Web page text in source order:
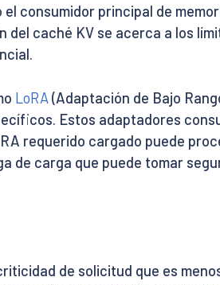
consumidor principal de
caché KV se acerca a los
LoRA(Adaptación de Bajo
Estos adaptadores
requerido cargado puede
de carga que puede tomar
de solicitud que es